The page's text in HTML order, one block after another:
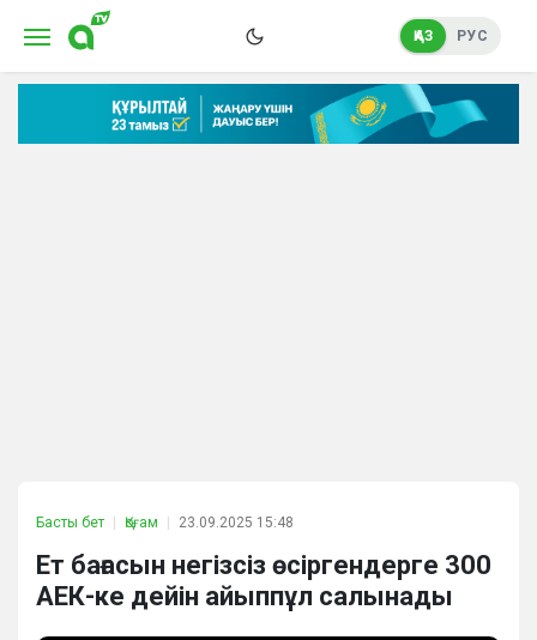
ҚАЗ РУС
Басты бет Қоғам 23.09.2025 15:48
Ет бағасын негізсіз өсіргендерге 300
АЕК-ке дейін айыппұл салынады